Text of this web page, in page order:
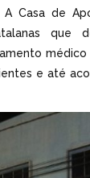
A Casa de
que
médico
e até